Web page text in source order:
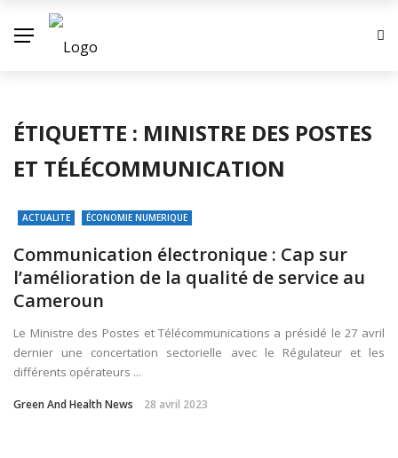
ÉTIQUETTE : MINISTRE DES POSTES
ET TÉLÉCOMMUNICATION
ACTUALITE ÉCONOMIE NUMERIQUE
Communication électronique : Cap sur
l’amélioration de la qualité de service au
Cameroun
Le Ministre des Postes et Télécommunications a présidé le 27 avril
dernier une concertation sectorielle avec le Régulateur et les
différents opérateurs ...
Green And Health News 28 avril 2023